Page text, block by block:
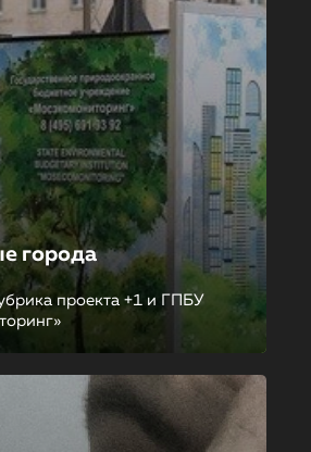
города
проекта +1 и ГПБУ